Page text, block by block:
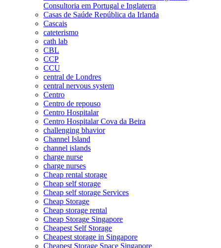
Consultoria em Portugal e Inglaterra
Casas de Saúde República da Irlanda
Cascais
cateterismo
cath lab
CBL
CCP
CCU
central de Londres
central nervous system
Centro
Centro de repouso
Centro Hospitalar
Centro Hospitalar Cova da Beira
challenging bhavior
Channel Island
channel islands
charge nurse
charge nurses
Cheap rental storage
Cheap self storage
Cheap self storage Services
Cheap Storage
Cheap storage rental
Cheap Storage Singapore
Cheapest Self Storage
Cheapest storage in Singapore
Cheapest Storage Space Singapore